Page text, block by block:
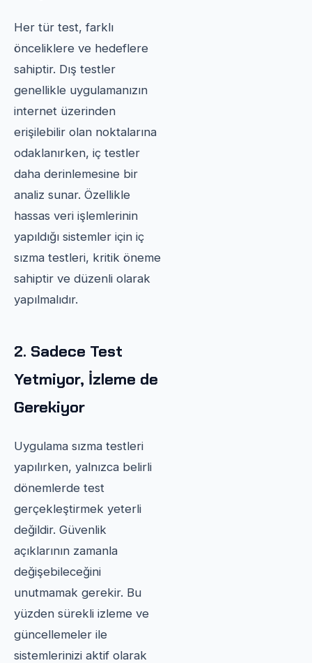
Her tür test, farklı
önceliklere ve hedeflere
sahiptir. Dış testler
genellikle uygulamanızın
internet üzerinden
erişilebilir olan noktalarına
odaklanırken, iç testler
daha derinlemesine bir
analiz sunar. Özellikle
hassas veri işlemlerinin
yapıldığı sistemler için iç
sızma testleri, kritik öneme
sahiptir ve düzenli olarak
yapılmalıdır.
2. Sadece Test
Yetmiyor, İzleme de
Gerekiyor
Uygulama sızma testleri
yapılırken, yalnızca belirli
dönemlerde test
gerçekleştirmek yeterli
değildir. Güvenlik
açıklarının zamanla
değişebileceğini
unutmamak gerekir. Bu
yüzden sürekli izleme ve
güncellemeler ile
sistemlerinizi aktif olarak